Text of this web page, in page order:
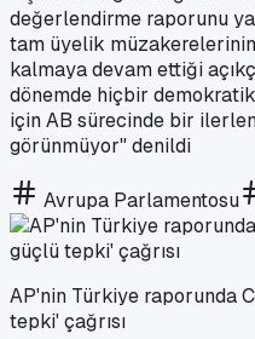
değerlendirme raporunu
tam üyelik
kalmaya devam ettiği
dönemde hiçbir
için AB sürecinde bir
görünmüyor" denildi
Avrupa Parlamentosu
AP'nin Türkiye raporunda
tepki' çağrısı